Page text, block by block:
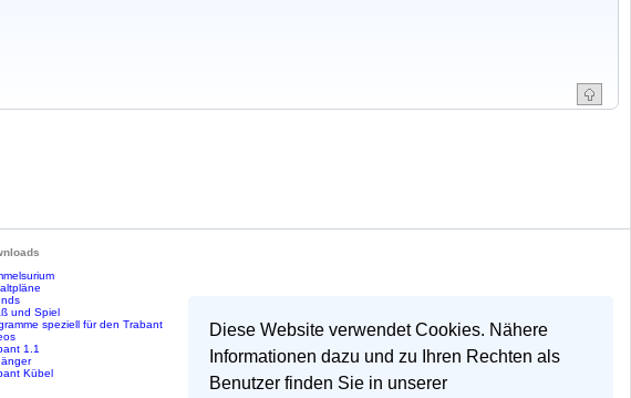
Diese Website verwendet Cookies. Nähere
Informationen dazu und zu Ihren Rechten als
Benutzer finden Sie in unserer
und Spiel
speziell für den Trabant
1.1
Kübel